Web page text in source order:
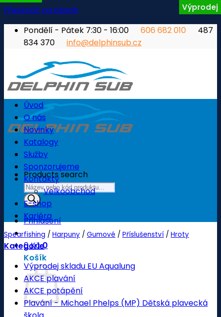
Přeskočit na obsah
Pondělí - Pátek 7:30 - 16:00
606 682 010
487
834 370
info@delphinsub.cz
Products search
Přihlášení
0Kč0
Košík
Úvod
O nás
Novinky
Katalogy
Služby
Sponzorujeme
Kontakty
Velkoobchod
E-shop
Kariéra
Spearfishing / Harpuny / Gumové / Příslušenství / Hroty
Kategorie
Výprodej skladu EU Aqualung
AKCE plavání
AKCE potápění
Plavání - Michael Phelps (MP) Dětská plavecká
Výprodej